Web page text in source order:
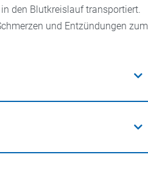
den Blutkreislauf transportiert.
und Entzündungen zum
oder Paracetamol die
gleichzeitig fiebersenkend.
Eine pauschale